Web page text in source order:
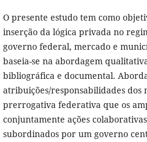
O presente estudo tem como
inserção da lógica privada no
governo federal, mercado e
baseia-se na abordagem
bibliográfica e documental.
atribuições/responsabilidades
prerrogativa federativa que os
conjuntamente ações
subordinados por um governo